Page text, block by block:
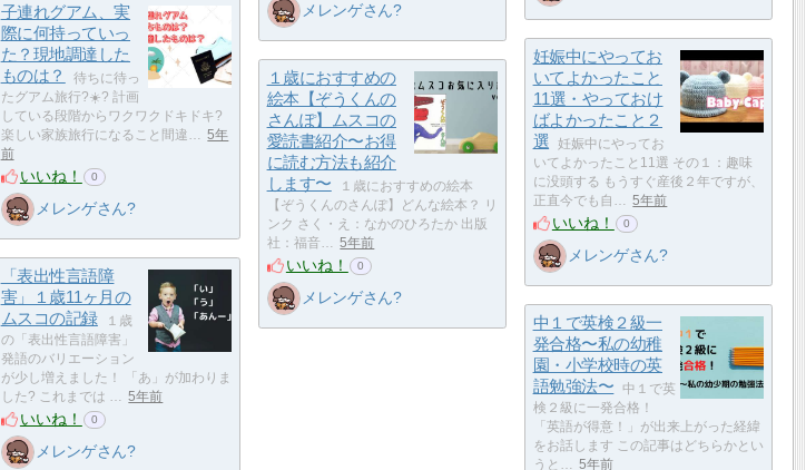
メレンゲさん?
子連れグアム、実
際に何持っていっ
た？現地調達した
ものは？
待ちに待っ
たグアム旅行?☀️? 計画
している段階からワクワクドキドキ?
楽しい家族旅行になること間違…
5年
前
いいね！ 0
メレンゲさん?
妊娠中にやってお
いてよかったこと
11選・やっておけ
ばよかったこと２
選
妊娠中にやってお
いてよかったこと11選 その１：趣味
に没頭する もうすぐ産後２年ですが、
正直今でも自…
5年前
いいね！ 0
メレンゲさん?
１歳におすすめの
絵本【ぞうくんの
さんぽ】ムスコの
愛読書紹介〜お得
に読む方法も紹介
します〜
１歳におすすめの絵本
【ぞうくんのさんぽ】どんな絵本？ リ
ンク さく・え：なかのひろたか 出版
社：福音…
5年前
いいね！ 0
メレンゲさん?
「表出性言語障
害」１歳11ヶ月の
ムスコの記録
１歳
の「表出性言語障害」
発語のバリエーション
が少し増えました！ 「あ」が加わりま
した? これまでは …
5年前
いいね！ 0
メレンゲさん?
中１で英検２級一
発合格〜私の幼稚
園・小学校時の英
語勉強法〜
中１で英
検２級に一発合格！
「英語が得意！」が出来上がった経緯
をお話します この記事はどちらかとい
うと…
5年前